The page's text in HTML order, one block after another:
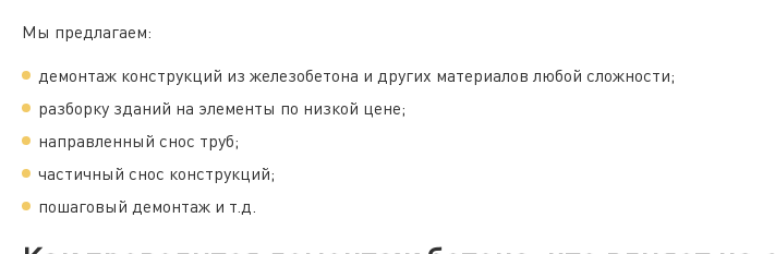
Мы предлагаем:
демонтаж конструкций из железобетона и других материалов любой сложности;
разборку зданий на элементы по низкой цене;
направленный снос труб;
частичный снос конструкций;
пошаговый демонтаж и т.д.